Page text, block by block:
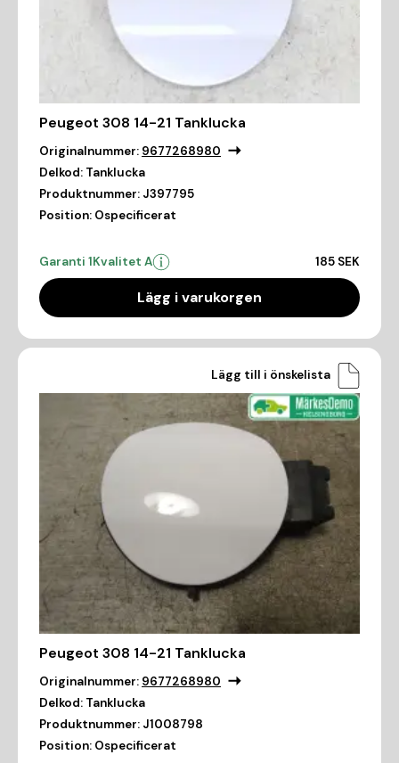
Peugeot 308 14-21 Tanklucka
Originalnummer: 9677268980
Delkod: Tanklucka
Produktnummer: J397795
Position: Ospecificerat
Garanti 1Kvalitet A 185 SEK
Lägg i varukorgen
Lägg till i önskelista
Peugeot 308 14-21 Tanklucka
Originalnummer: 9677268980
Delkod: Tanklucka
Produktnummer: J1008798
Position: Ospecificerat